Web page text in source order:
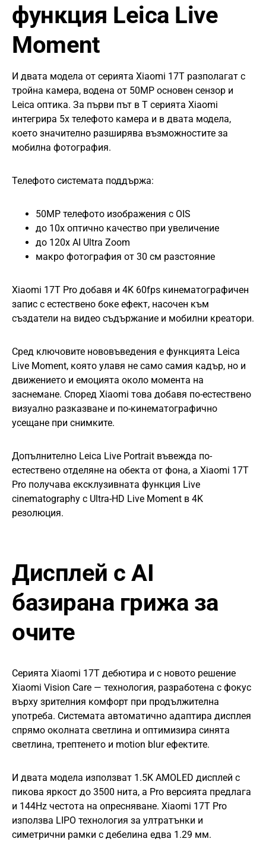
функция Leica Live
Moment
И двата модела от серията Xiaomi 17T разполагат с
тройна камера, водена от 50MP основен сензор и
Leica оптика. За първи път в T серията Xiaomi
интегрира 5х телефото камера и в двата модела,
което значително разширява възможностите за
мобилна фотография.
Телефото системата поддържа:
50MP телефото изображения с OIS
до 10x оптично качество при увеличение
до 120x AI Ultra Zoom
макро фотография от 30 см разстояние
Xiaomi 17T Pro добавя и 4K 60fps кинематографичен
запис с естествено боке ефект, насочен към
създатели на видео съдържание и мобилни креатори.
Сред ключовите нововъведения е функцията Leica
Live Moment, която улавя не само самия кадър, но и
движението и емоцията около момента на
заснемане. Според Xiaomi това добавя по-естествено
визуално разказване и по-кинематографично
усещане при снимките.
Допълнително Leica Live Portrait въвежда по-
естествено отделяне на обекта от фона, а Xiaomi 17T
Pro получава ексклузивната функция Live
cinematography с Ultra-HD Live Moment в 4K
резолюция.
Дисплей с AI
базирана грижа за
очите
Серията Xiaomi 17T дебютира и с новото решение
Xiaomi Vision Care — технология, разработена с фокус
върху зрителния комфорт при продължителна
употреба. Системата автоматично адаптира дисплея
спрямо околната светлина и оптимизира синята
светлина, трептенето и motion blur ефектите.
И двата модела използват 1.5K AMOLED дисплей с
пикова яркост до 3500 нита, а Pro версията предлага
и 144Hz честота на опресняване. Xiaomi 17T Pro
използва LIPO технология за ултратънки и
симетрични рамки с дебелина едва 1.29 мм.